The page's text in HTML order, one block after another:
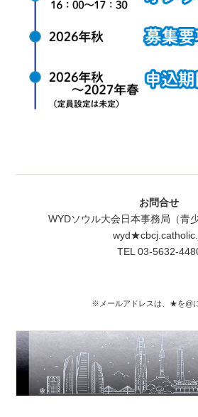
お問合せ
WYDソウル大会日本事務局（青
TEL 03-5632-
※メールアドレスは、★を@